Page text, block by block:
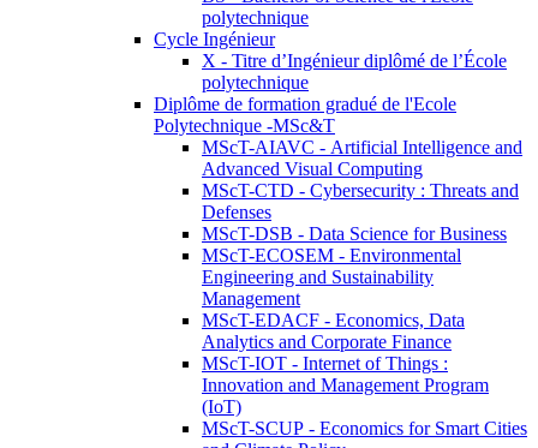
polytechnique
Cycle Ingénieur
X - Titre d’Ingénieur diplômé de l’École
polytechnique
Diplôme de formation gradué de l'Ecole
Polytechnique -MSc&T
MScT-AIAVC - Artificial Intelligence and
Advanced Visual Computing
MScT-CTD - Cybersecurity : Threats and
Defenses
MScT-DSB - Data Science for Business
MScT-ECOSEM - Environmental
Engineering and Sustainability
Management
MScT-EDACF - Economics, Data
Analytics and Corporate Finance
MScT-IOT - Internet of Things :
Innovation and Management Program
(IoT)
MScT-SCUP - Economics for Smart Cities